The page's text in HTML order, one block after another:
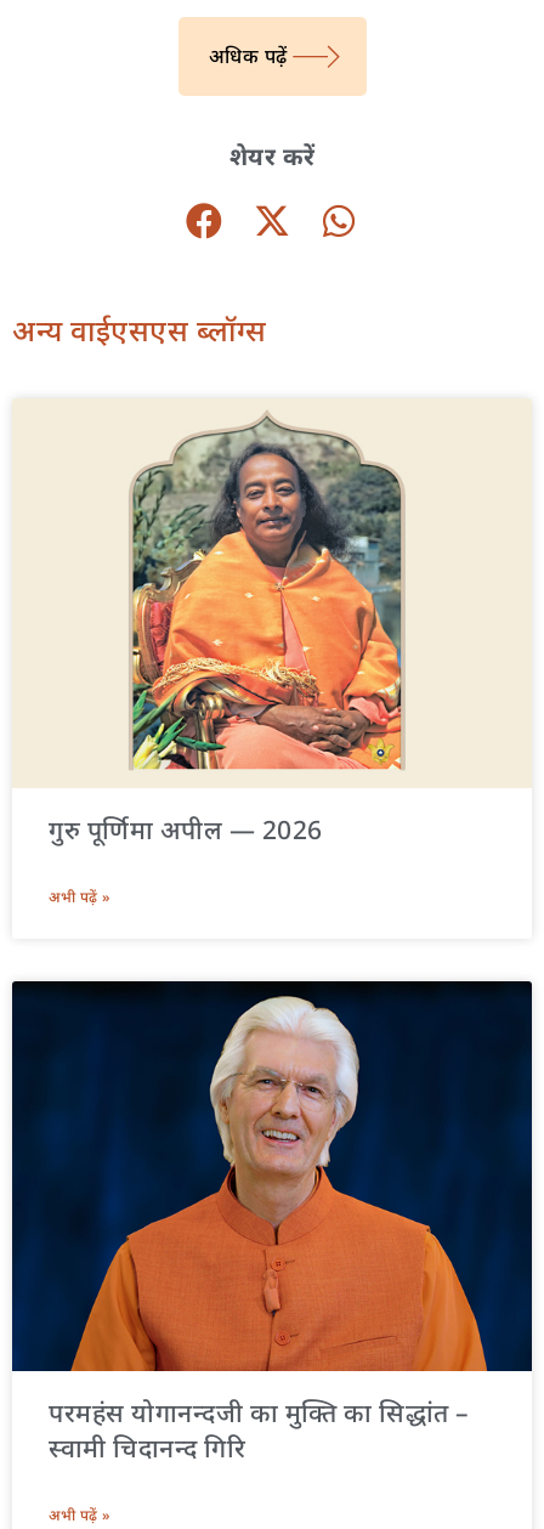
अधिक पढ़ें
शेयर करें
अन्य वाईएसएस ब्लॉग्स
गुरु पूर्णिमा अपील — 2026
अभी पढ़ें »
परमहंस योगानन्दजी का मुक्ति का सिद्धांत –
स्वामी चिदानन्द गिरि
अभी पढ़ें »